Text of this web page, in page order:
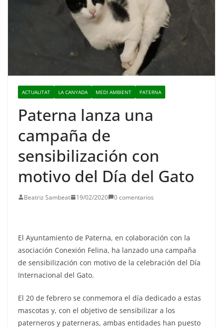
ACTUALITAT LA CANYADA MEDI AMBIENT PATERNA
Paterna lanza una
campaña de
sensibilización con
motivo del Día del Gato
Beatriz Sambeat 19/02/2020 0 comentarios
El Ayuntamiento de Paterna, en colaboración con la
asociación Conexión Felina, ha lanzado una campaña
de sensibilización con motivo de la celebración del Día
Internacional del Gato.
El 20 de febrero se conmemora el día dedicado a estas
mascotas y, con el objetivo de sensibilizar a los
paterneros y paterneras, ambas entidades han puesto